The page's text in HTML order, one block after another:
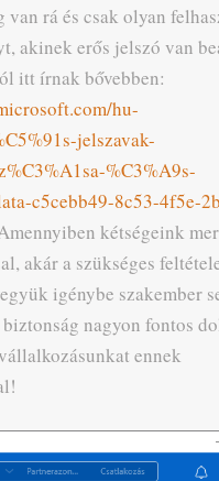
van rá és csak olyan
akinek erős jelszó van
itt írnak bővebben:
hu-
jelszavak-
%C3%A9s-
c5cebb49-8c53-4f5e-
kétségeink
akár a szükséges
igénybe szakember
nagyon fontos
ennek